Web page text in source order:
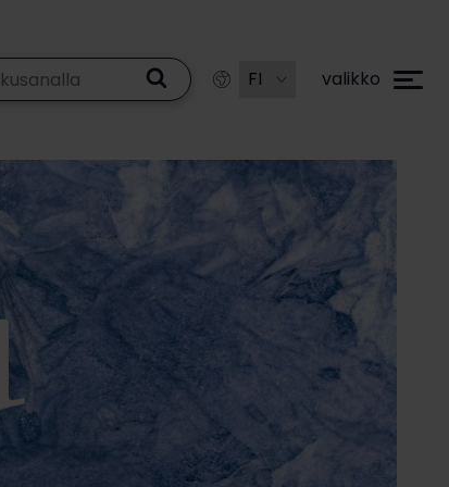
valikko